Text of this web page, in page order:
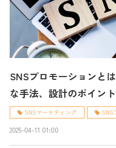
SNSプロモーションと
な手法、設計のポイン
SNSマーケティング SNS
2025-04-11 01:00